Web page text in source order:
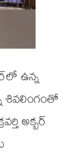
ఉన్న
అక్బర్